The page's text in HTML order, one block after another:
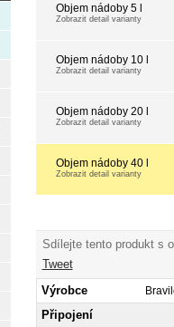
Objem nádoby 5 l
Zobrazit detail varianty
Objem nádoby 10 l
Zobrazit detail varianty
Objem nádoby 20 l
Zobrazit detail varianty
Objem nádoby 40 l
Zobrazit detail varianty
Sdílejte tento produkt s
Tweet
Výrobce
Připojení